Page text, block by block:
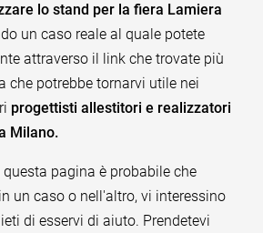
lo stand per la fiera Lamiera
un caso reale al quale potete
attraverso il link che trovate più
che potrebbe tornarvi utile nei
progettisti allestitori e realizzatori
Milano.
pagina è probabile che
un caso o nell'altro, vi interessino
di esservi di aiuto. Prendetevi